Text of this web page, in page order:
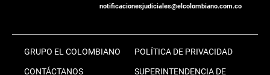
notificacionesjudiciales@elcolombiano.com.co
GRUPO EL COLOMBIANO
CONTÁCTANOS
POLÍTICA DE PRIVACIDAD
SUPERINTENDENCIA DE